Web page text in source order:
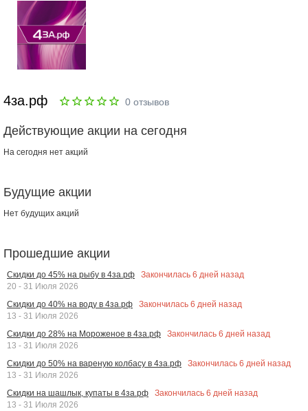
4за.рф 0 отзывов
Действующие акции на сегодня
На сегодня нет акций
Будущие акции
Нет будущих акций
Прошедшие акции
Скидки до 45% на рыбу в 4за.рф Закончилась 6 дней назад
20 - 31 Июля 2026
Скидки до 40% на воду в 4за.рф
Закончилась 6 дней назад
13 - 31 Июля 2026
Скидки до 28% на Мороженое в 4за.рф
Закончилась 6 дней назад
13 - 31 Июля 2026
Скидки до 50% на вареную колбасу в 4за.рф
Закончилась 6 дней назад
13 - 31 Июля 2026
Скидки на шашлык, купаты в 4за.рф
Закончилась 6 дней назад
13 - 31 Июля 2026